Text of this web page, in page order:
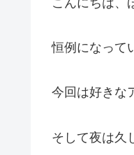
恒例になって
今回は好きな
そして夜は久